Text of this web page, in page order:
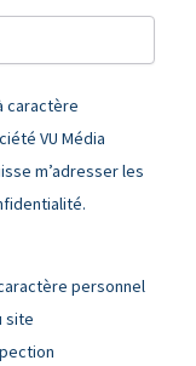
caractère
VU Média
m’adresser les
personnel
site